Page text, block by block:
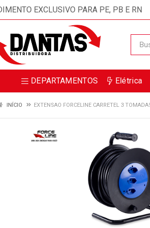
EXCLUSIVO PARA PE, PB E RN
DEPARTAMENTOS Elétrica
INÍCIO EXTENSAO FORCELINE CARRETEL 3